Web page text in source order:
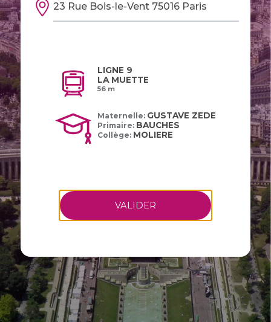
LIGNE 9
LA MUETTE
56 m
Maternelle: GUSTAVE ZEDE
Primaire: BAUCHES
Collège: MOLIERE
VALIDER